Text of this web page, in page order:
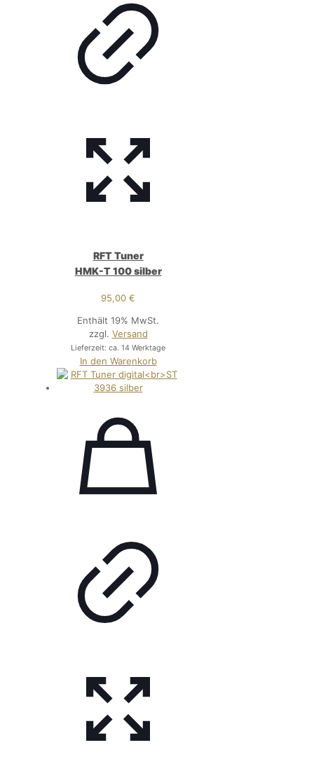
RFT Tuner
HMK-T 100 silber
95,00€
Enthält 19% MwSt.
zzgl. Versand
Lieferzeit: ca. 14 Werktage
In den Warenkorb